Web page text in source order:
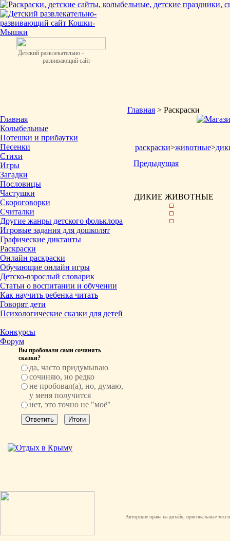
Детский развлекательно -
развивающий сайт
Главная
Колыбельные
Потешки и прибаутки
Песенки
Стихи
Игры
Загадки
Пословицы
Частушки
Скороговорки
Считалки
Другие жанры детского фольклора
Игровые задания для дошколят
Графические диктанты
Раскраски
Онлайн раскраски
Обучающие онлайн игры
Детско-взрослый словарик
Статьи о воспитании и обучении
Как научить ребенка читать
Говорят дети
Психологические сказки для детей
Конкурсы
Форум
Вы пробовали сами сочинять
сказки?
да, часто придумываю
сочиняю, но редко
не пробовал(а), но, думаю,
у меня получится
нет, это точно не "моё"
Главная > Раскраски
раскраски>животные>
Предыдущая
ДИКИЕ ЖИВОТНЫЕ
Авторские права на дизайн, оригинальные